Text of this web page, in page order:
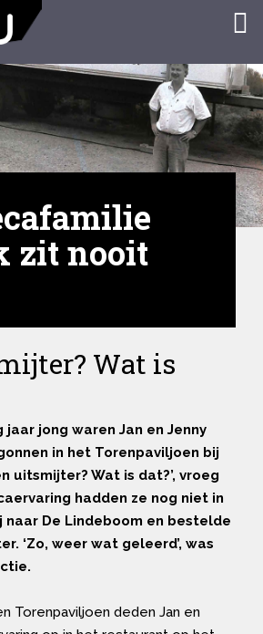
zit nooit
Wat is
jong waren Jan en Jenny
in het Torenpaviljoen bij
uitsmijter? Wat is dat?’, vroeg
hadden ze nog niet in
naar De Lindeboom en bestelde
‘Zo, weer wat geleerd’, was
Torenpaviljoen deden Jan en